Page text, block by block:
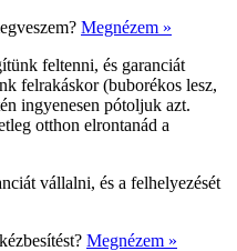
Megnézem »
feltenni, és garanciát
felrakáskor (buborékos lesz,
ingyenesen pótoljuk azt.
otthon elrontanád a
vállalni, és a felhelyezését
Megnézem »